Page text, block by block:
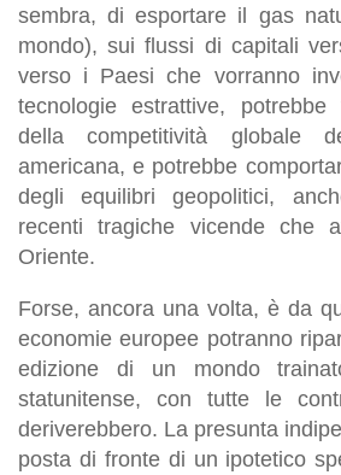
sembra, di esportare il gas
mondo), sui flussi di capitali
verso i Paesi che vorranno
tecnologie estrattive, potrebbe
della competitività globale
americana, e potrebbe
degli equilibri geopolitici,
recenti tragiche vicende che
Oriente.
Forse, ancora una volta, è da
economie europee potranno
edizione di un mondo
statunitense, con tutte le
deriverebbero. La presunta
posta di fronte di un ipotetico